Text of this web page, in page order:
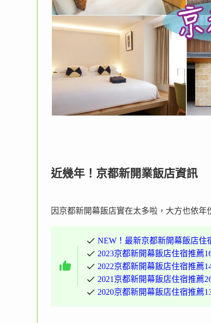
近幾年！京都新開業飯店資訊
因京都新開幕飯店實在太多啦，大方也依
NEW！最新京都新開幕飯店住
2023京都新開幕飯店住宿推薦
2022京都新開幕飯店住宿推薦
2021京都新開幕飯店住宿推薦
2020京都新開幕飯店住宿推薦